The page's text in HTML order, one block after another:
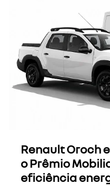
Renault Oroch
o Prêmio
eficiência